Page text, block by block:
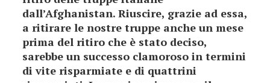
dall’Afghanistan. Riuscire, grazie ad essa,
a ritirare le nostre truppe anche un mese
prima del ritiro che è stato deciso,
sarebbe un successo clamoroso in termini
di vite risparmiate e di quattrini